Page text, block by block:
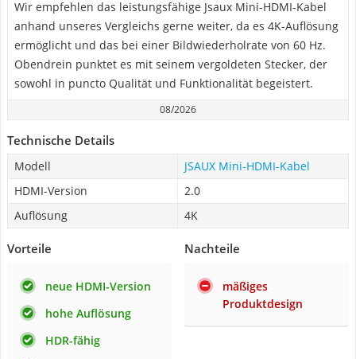
Wir empfehlen das leistungsfähige Jsaux Mini-HDMI-Kabel
anhand unseres Vergleichs gerne weiter, da es 4K-Auflösung
ermöglicht und das bei einer Bildwiederholrate von 60 Hz.
Obendrein punktet es mit seinem vergoldeten Stecker, der
sowohl in puncto Qualität und Funktionalität begeistert.
08/2026
Technische Details
Modell
JSAUX Mini-HDMI-Kabel
HDMI-Version
2.0
Auflösung
4K
Vorteile
neue HDMI-Version
hohe Auflösung
HDR-fähig
Nachteile
mäßiges
Produktdesign